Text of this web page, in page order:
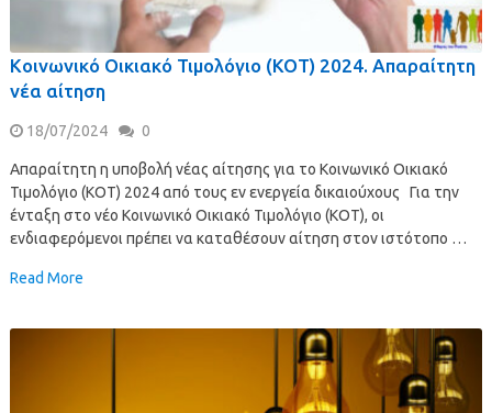
Κοινωνικό Οικιακό Τιμολόγιο (ΚΟΤ) 2024. Απαραίτητη
νέα αίτηση
18/07/2024 0
Απαραίτητη η υποβολή νέας αίτησης για το Κοινωνικό Οικιακό
Τιμολόγιο (ΚΟΤ) 2024 από τους εν ενεργεία δικαιούχους Για την
ένταξη στο νέο Κοινωνικό Οικιακό Τιμολόγιο (ΚΟΤ), οι
ενδιαφερόμενοι πρέπει να καταθέσουν αίτηση στον ιστότοπο …
Read More